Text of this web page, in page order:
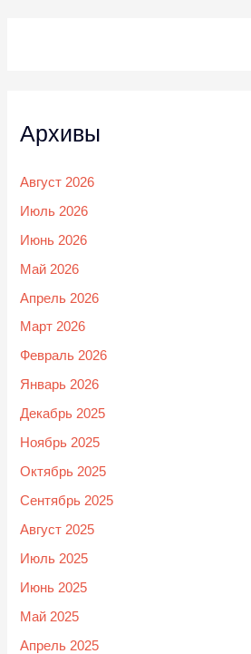
Архивы
Август 2026
Июль 2026
Июнь 2026
Май 2026
Апрель 2026
Март 2026
Февраль 2026
Январь 2026
Декабрь 2025
Ноябрь 2025
Октябрь 2025
Сентябрь 2025
Август 2025
Июль 2025
Июнь 2025
Май 2025
Апрель 2025